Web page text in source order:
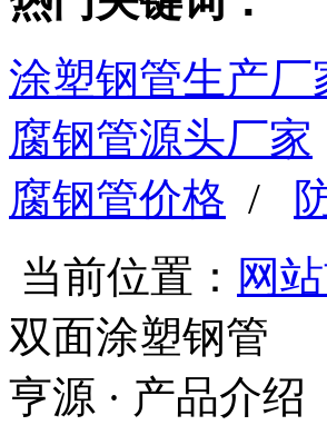
涂塑钢管生产厂
腐钢管源头厂家
腐钢管价格 /
当前位置： 网
双面涂塑钢管
亨源 · 产品介绍